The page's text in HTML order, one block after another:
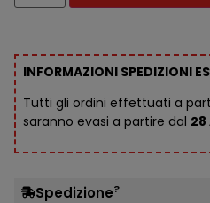
INFORMAZIONI SPEDIZIONI
Tutti gli ordini effettuati a
saranno evasi a partire dal 28
Spedizione?